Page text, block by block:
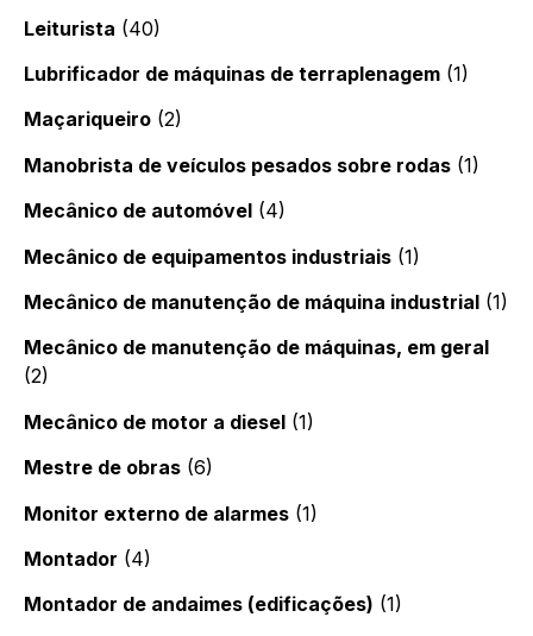
Leiturista (40)
Lubrificador de máquinas de terraplenagem (1)
Maçariqueiro (2)
Manobrista de veículos pesados sobre rodas (1)
Mecânico de automóvel (4)
Mecânico de equipamentos industriais (1)
Mecânico de manutenção de máquina industrial (1)
Mecânico de manutenção de máquinas, em geral
(2)
Mecânico de motor a diesel (1)
Mestre de obras (6)
Monitor externo de alarmes (1)
Montador (4)
Montador de andaimes (edificações) (1)